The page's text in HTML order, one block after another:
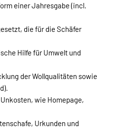
einer Jahresgabe (incl.
die für die Schäfer
Hilfe für Umwelt und
der Wollqualitäten sowie
wie Homepage,
Urkunden und